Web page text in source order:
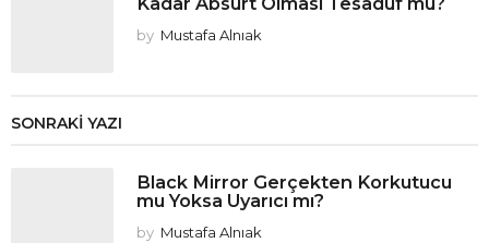
by Mustafa Alnıak
SONRAKI YAZI
Black Mirror Gerçekten Korkutucu
mu Yoksa Uyarıcı mı?
by Mustafa Alnıak